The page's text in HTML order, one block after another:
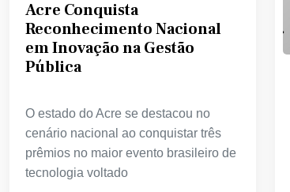
Acre Conquista
Reconhecimento Nacional
em Inovação na Gestão
Pública
O estado do Acre se destacou no
cenário nacional ao conquistar três
prêmios no maior evento brasileiro de
tecnologia voltado